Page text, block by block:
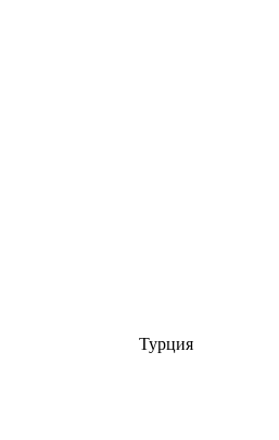
Турция